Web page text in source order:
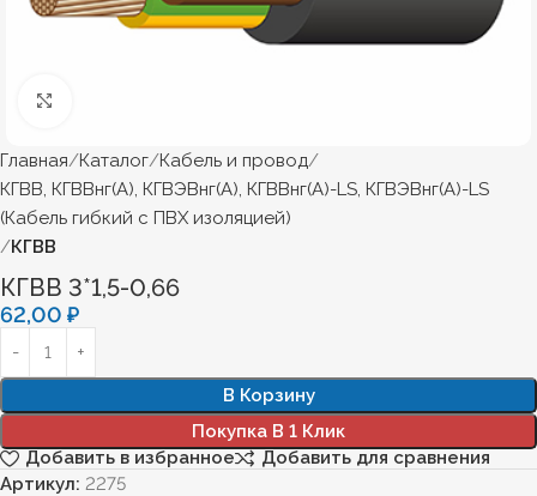
Главная Каталог Кабель и провод
КГВВ, КГВВнг(А), КГВЭВнг(А), КГВВнг(А)-LS, КГВЭВнг(А)-LS
(Кабель гибкий с ПВХ изоляцией)
КГВВ
КГВВ 3*1,5-0,66
62,00 ₽
В Корзину
Покупка В 1 Клик
Добавить в избранное
Добавить для сравнения
Артикул: 2275